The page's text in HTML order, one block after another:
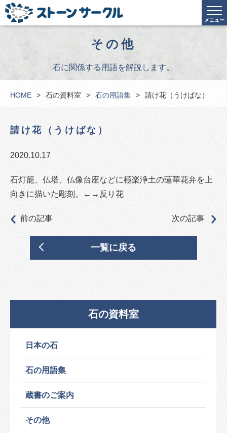
メニュー
その他
石に関係する用語を解説します。
HOME 石の資料室 石の用語集 請け花（うけばな）
請け花（うけばな）
2020.10.17
石灯籠、仏塔、仏像台座などに極楽浄土の蓮華花弁を上
向きに描いた彫刻。←→反り花
前の記事 次の記事
一覧に戻る
石の資料室
日本の石
石の用語集
蔵書のご案内
その他